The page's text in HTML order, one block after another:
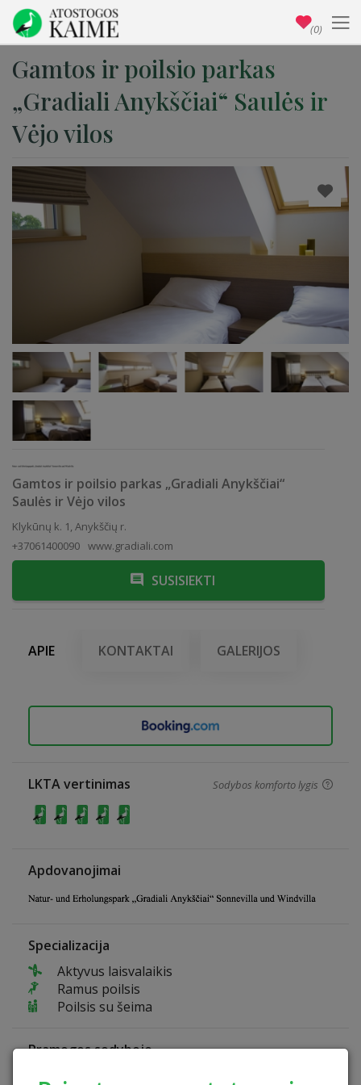
Gamtos ir poilsio parkas
„Gradiali Anykščiai“ Saulės ir
Vėjo vilos
Gamtos ir poilsio parkas „Gradiali Anykščiai“
Saulės ir Vėjo vilos
Klykūnų k. 1, Anykščių r.
+37061400090 www.gradiali.com
SUSISIEKTI
APIE KONTAKTAI GALERIJOS
LKTA vertinimas Sodybos komforto lygis
Apdovanojimai
Specializacija
Aktyvus laisvalaikis
Ramus poilsis
Poilsis su šeima
Pramogos sodyboje
(0)